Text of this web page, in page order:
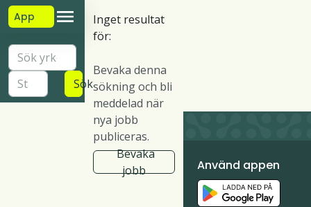
App
Sök
Inget resultat
för:
Bevaka denna
sökning och bli
meddelad när
nya jobb
publiceras.
Bevaka
jobb
Använd appen